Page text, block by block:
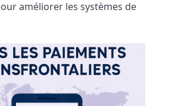
améliorer les systèmes de